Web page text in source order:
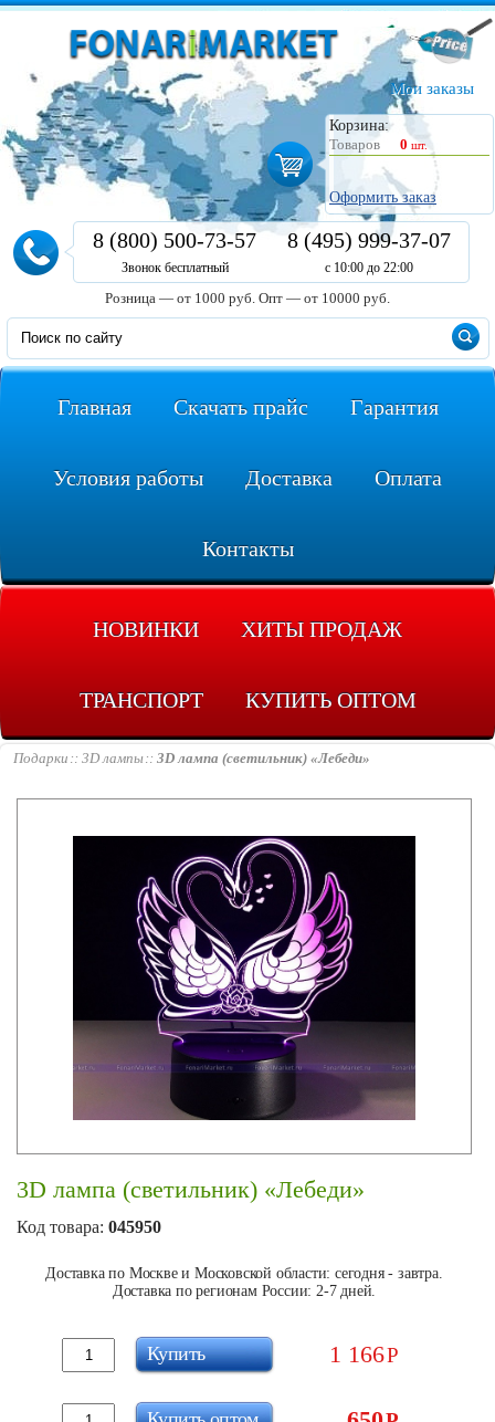
Мои заказы
Корзина:
Товаров
0 шт.
Оформить заказ
8 (800) 500-73-57
Звонок бесплатный
8 (495) 999-37-07
с 10:00 до 22:00
Розница — от 1000 руб. Опт — от 10000 руб.
Главная Скачать прайс Гарантия
Условия работы Доставка Оплата
Контакты
НОВИНКИ ХИТЫ ПРОДАЖ
ТРАНСПОРТ КУПИТЬ ОПТОМ
Подарки 3D лампы 3D лампа (светильник) «Лебеди»
3D лампа (светильник) «Лебеди»
Код товара: 045950
Доставка по Москве и Московской области: сегодня - завтра.
Доставка по регионам России: 2-7 дней.
1 166Р
Купить